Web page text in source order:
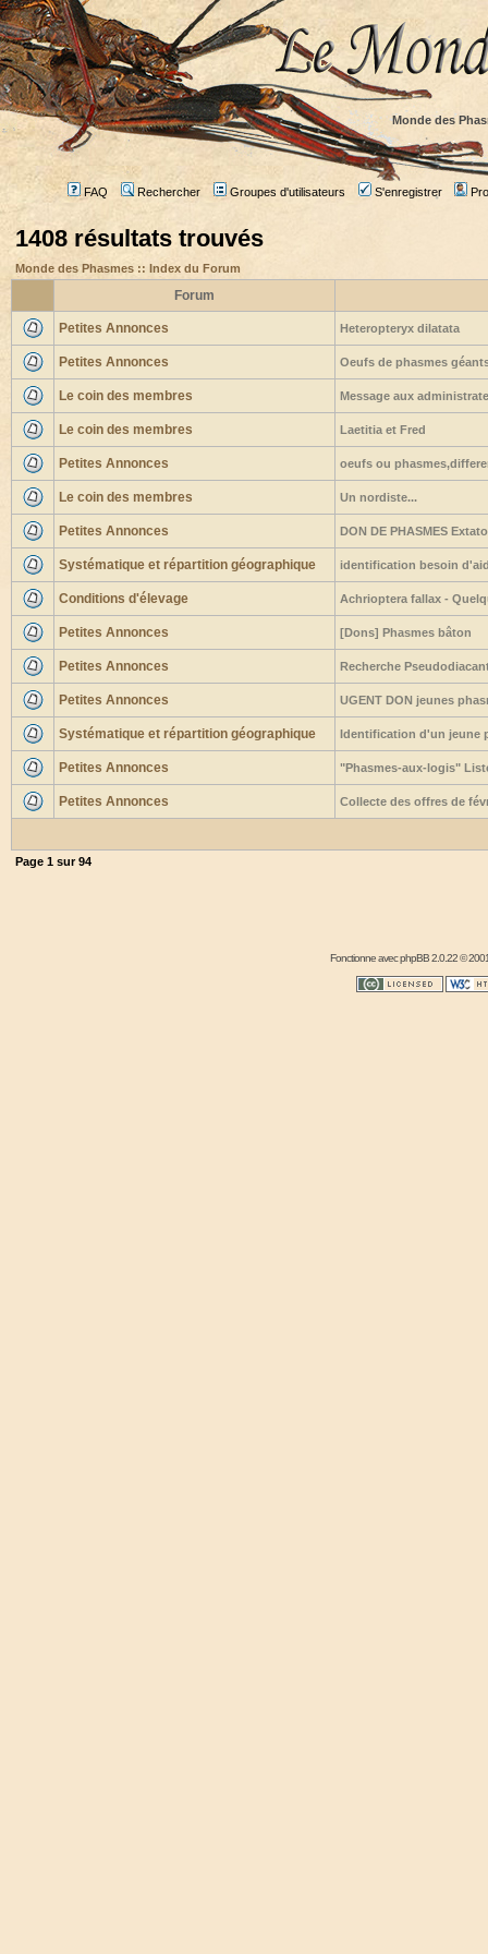
Monde des
FAQ Rechercher Groupes d'utilisateurs S'enregistrer
1408 résultats trouvés
Monde des Phasmes :: Index du Forum
Forum
Petites Annonces Heteropteryx dilatata
Petites Annonces Oeufs de phasmes
Le coin des membres Message aux
Le coin des membres Laetitia et Fred
Petites Annonces oeufs ou
Le coin des membres Un nordiste...
Petites Annonces DON DE PHASMES
Systématique et répartition géographique identification besoin
Conditions d'élevage Achrioptera fallax -
Petites Annonces [Dons] Phasmes bâton
Petites Annonces Recherche
Petites Annonces UGENT DON jeunes
Systématique et répartition géographique Identification d'un jeune
Petites Annonces "Phasmes-aux-logis"
Petites Annonces Collecte des offres de
Page 1 sur94
Fonctionne avecphpBB2.0.22 ©